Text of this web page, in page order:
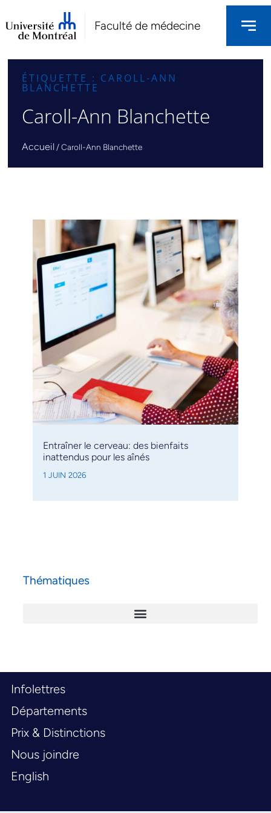
Faculté de médecine
ÉTIQUETTE : CAROLL-ANN
BLANCHETTE
Caroll-Ann Blanchette
Accueil /Caroll-Ann Blanchette
Entraîner le cerveau: des bienfaits
inattendus pour les aînés
1 JUIN 2026
Thématiques
Infolettres
Départements
Prix & Distinctions
Nous joindre
English